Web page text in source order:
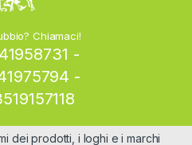
Chiamaci!
-
-
dei prodotti, i loghi e i marchi